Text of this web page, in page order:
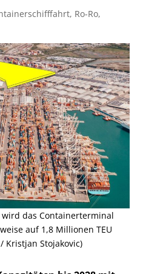
, Ro-Ro,
das Containerterminal
auf 1,8 Millionen TEU
Kristjan Stojakovic)